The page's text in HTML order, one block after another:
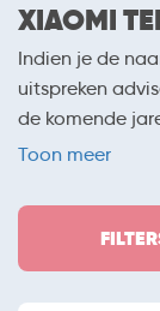
XIAOMI
Indien je de
uitspreken
de komende
deze fabrikant
allerhande
tablets en
hoef je nooit
telefoons zijn
Toon meer